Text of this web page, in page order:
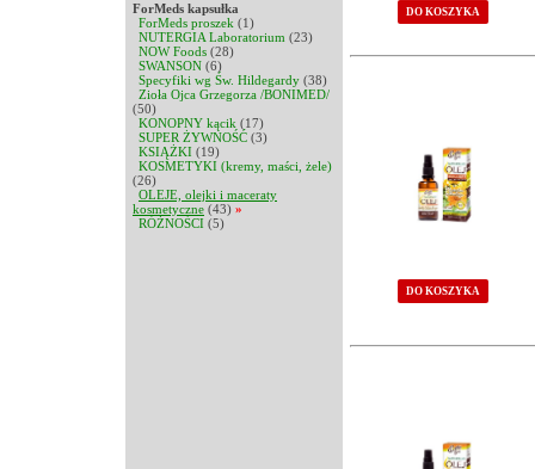
ForMeds kapsułka
ForMeds proszek (1)
NUTERGIA Laboratorium (23)
NOW Foods (28)
SWANSON (6)
Specyfiki wg Św. Hildegardy (38)
Zioła Ojca Grzegorza /BONIMED/
(50)
KONOPNY kącik (17)
SUPER ŻYWNOŚĆ (3)
KSIĄŻKI (19)
KOSMETYKI (kremy, maści, żele)
(26)
OLEJE, olejki i maceraty
kosmetyczne (43) »
RÓŻNOŚCI (5)
DO KOSZYKA
DO KOSZYKA